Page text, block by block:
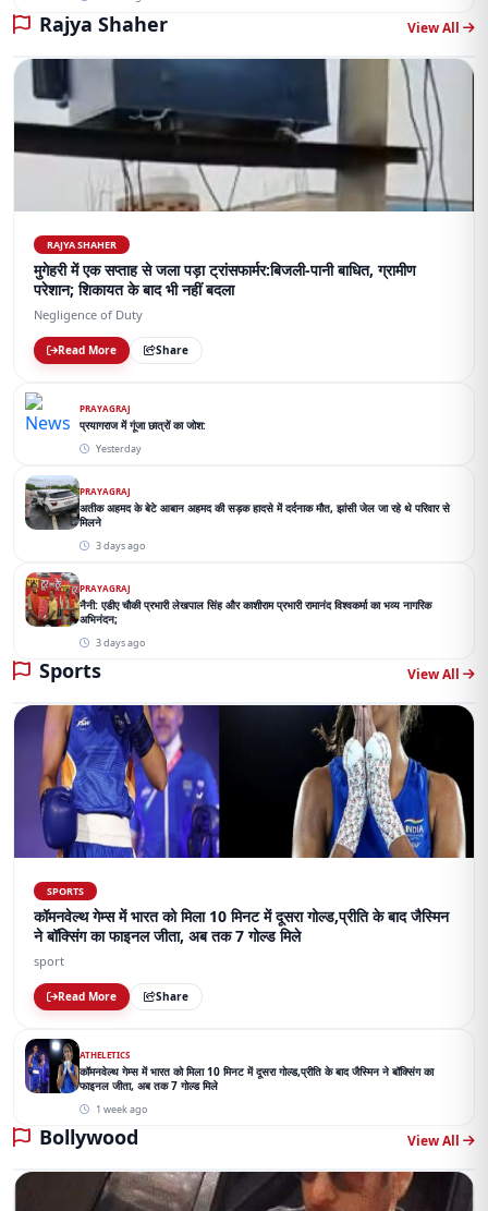
Rajya Shaher View All
RAJYA SHAHER
मुगेहरी में एक सप्ताह से जला पड़ा ट्रांसफार्मर:बिजली-पानी बाधित, ग्रामीण
परेशान; शिकायत के बाद भी नहीं बदला
Negligence of Duty
Read More Share
PRAYAGRAJ
प्रयागराज में गूंजा छात्रों का जोश:
Yesterday
PRAYAGRAJ
अतीक अहमद के बेटे आबान अहमद की सड़क हादसे में दर्दनाक मौत, झांसी जेल जा रहे थे परिवार से
मिलने
3 days ago
PRAYAGRAJ
नैनी: एडीए चौकी प्रभारी लेखपाल सिंह और काशीराम प्रभारी रामानंद विश्वकर्मा का भव्य नागरिक
अभिनंदन;
3 days ago
Sports View All
SPORTS
कॉमनवेल्थ गेम्स में भारत को मिला 10 मिनट में दूसरा गोल्ड,प्रीति के बाद जैस्मिन
ने बॉक्सिंग का फाइनल जीता, अब तक 7 गोल्ड मिले
sport
Read More Share
ATHELETICS
कॉमनवेल्थ गेम्स में भारत को मिला 10 मिनट में दूसरा गोल्ड,प्रीति के बाद जैस्मिन ने बॉक्सिंग का
फाइनल जीता, अब तक 7 गोल्ड मिले
1 week ago
Bollywood View All